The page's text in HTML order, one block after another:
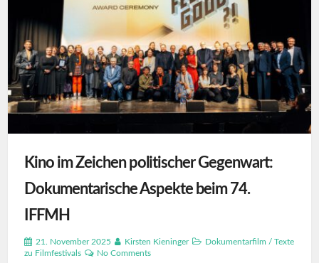
Kino im Zeichen politischer Gegenwart:
Dokumentarische Aspekte beim 74.
IFFMH
21. November 2025 Kirsten Kieninger Dokumentarfilm / Texte
zu Filmfestivals
No Comments